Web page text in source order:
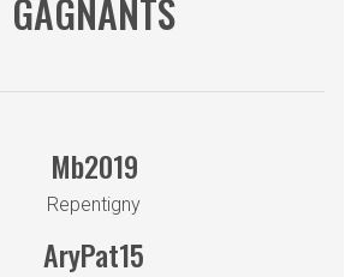
GAGNANTS
Mb2019
Repentigny
AryPat15